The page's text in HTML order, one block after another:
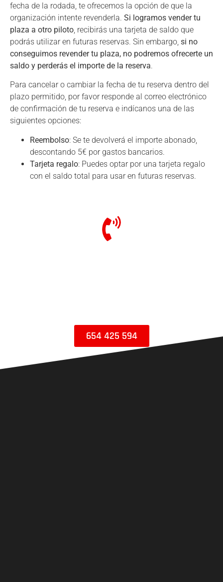
fecha de la rodada, te ofrecemos la opción de que la
organización intente revenderla. Si logramos vender tu
plaza a otro piloto , recibirás una tarjeta de saldo que
podrás utilizar en futuras reservas. Sin embargo, si no
conseguimos revender tu plaza, no podremos ofrecerte un
saldo y perderás el importe de la reserva.
Para cancelar o cambiar la fecha de tu reserva dentro del
plazo permitido, por favor responde al correo electrónico
de confirmación de tu reserva e indícanos una de las
siguientes opciones:
Reembolso: Se te devolverá el importe abonado,
descontando 5€ por gastos bancarios.
Tarjeta regalo: Puedes optar por una tarjeta regalo
con el saldo total para usar en futuras reservas.
654 425 594